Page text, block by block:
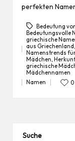
perfekten
Tags:
Bedeutung
Bedeutungsvolle
griechische
aus Griechenland
Namenstrends
Mädchen
griechische
Mädchennamen
Posted
Namen 0
Suche